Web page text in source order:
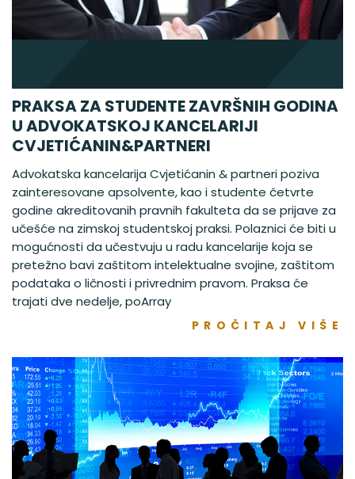
PRAKSA ZA STUDENTE ZAVRŠNIH GODINA
U ADVOKATSKOJ KANCELARIJI
CVJETIĆANIN&PARTNERI
Advokatska kancelarija Cvjetićanin & partneri poziva
zainteresovane apsolvente, kao i studente četvrte
godine akreditovanih pravnih fakulteta da se prijave za
učešće na zimskoj studentskoj praksi. Polaznici će biti u
mogućnosti da učestvuju u radu kancelarije koja se
pretežno bavi zaštitom intelektualne svojine, zaštitom
podataka o ličnosti i privrednim pravom. Praksa će
trajati dve nedelje, poArray
PROČITAJ VIŠE